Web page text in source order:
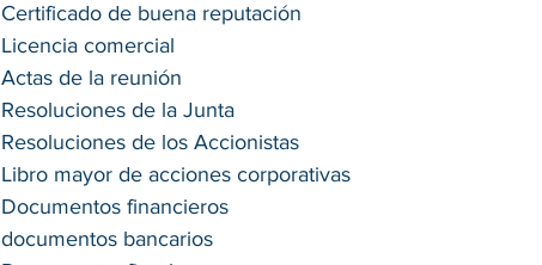
Certificado de buena reputación
Licencia comercial
Actas de la reunión
Resoluciones de la Junta
Resoluciones de los Accionistas
Libro mayor de acciones corporativas
Documentos financieros
documentos bancarios